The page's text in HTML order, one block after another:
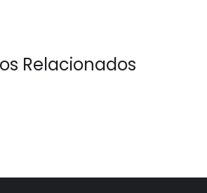
Relacionados